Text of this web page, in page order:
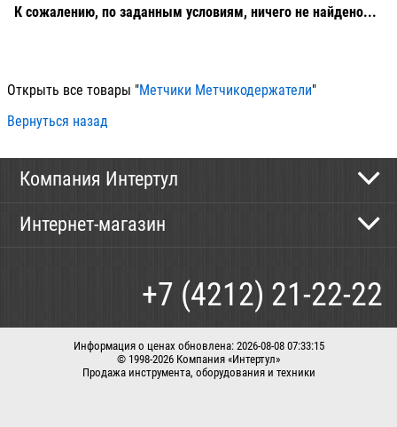
50
К сожалению, по заданным условиям, ничего не найдено...
Открыть все товары "Метчики Метчикодержатели"
Вернуться назад
Компания Интертул
Новости
Интернет-магазин
Доставка
+7 (4212) 21-22-22
Информация о ценах обновлена: 2026-08-08 07:33:15
© 1998-2026 Компания «Интертул»
Продажа инструмента, оборудования и техники